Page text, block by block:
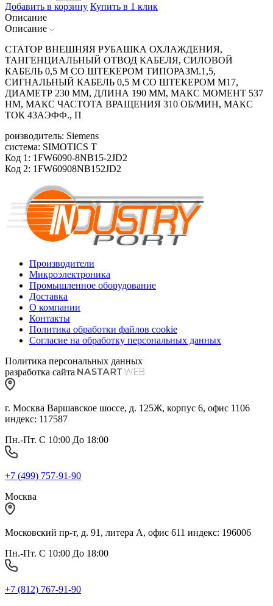
Добавить в корзину Купить в 1 клик
Описание
Описание
СТАТОР ВНЕШНЯЯ РУБАШКА ОХЛАЖДЕНИЯ,
ТАНГЕНЦИАЛЬНЫЙ ОТВОД КАБЕЛЯ, СИЛОВОЙ
КАБЕЛЬ 0,5 М СО ШТЕКЕРОМ ТИПОРАЗМ.1,5,
СИГНАЛЬНЫЙ КАБЕЛЬ 0,5 М СО ШТЕКЕРОМ M17,
ДИАМЕТР 230 ММ, ДЛИНА 190 ММ, МАКС МОМЕНТ 537
HM, МАКС ЧАСТОТА ВРАЩЕНИЯ 310 ОБ/МИН, МАКС
ТОК 43АЭФФ., П
роизводитель: Siemens
система: SIMOTICS T
Код 1: 1FW6090-8NB15-2JD2
Код 2: 1FW60908NB152JD2
Производители
Микроэлектроника
Промышленное оборудование
Доставка
О компании
Контакты
Политика обработки файлов cookie
Согласие на обработку персональных данных
Политика персональных данных
разработка сайта
г. Москва Варшавское шоссе, д. 125Ж, корпус 6, офис 1106
индекс: 117587
Пн.-Пт. С 10:00 До 18:00
+7 (499) 757-91-90
Москва
Московский пр-т, д. 91, литера А, офис 611 индекс: 196006
Пн.-Пт. С 10:00 До 18:00
+7 (812) 767-91-90